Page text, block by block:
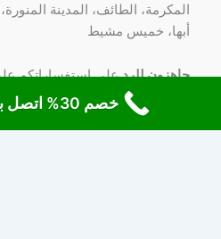
المكرمة، الطائف، المدينة
أبها، خميس مشيط
جاهزون للردعلي استفساراتكم
علي رقم 0531809702
خصم 30% اتصل بنا 0531809702